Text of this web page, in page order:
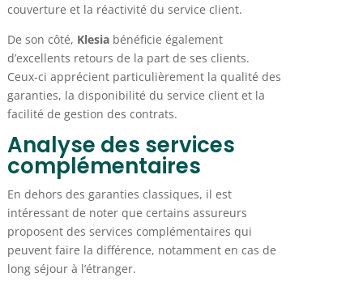
couverture et la réactivité du service client.
De son côté, Klesiabénéficie également
d’excellents retours de la part de ses clients.
Ceux-ci apprécient particulièrement la qualité des
garanties, la disponibilité du service client et la
facilité de gestion des contrats.
Analyse des services
complémentaires
En dehors des garanties classiques, il est
intéressant de noter que certains assureurs
proposent des services complémentaires qui
peuvent faire la différence, notamment en cas de
long séjour à l’étranger.